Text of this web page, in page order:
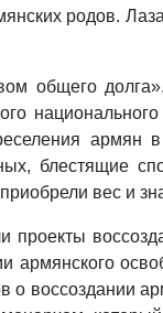
родов.
общего
блестящие
вес и
воссоздании